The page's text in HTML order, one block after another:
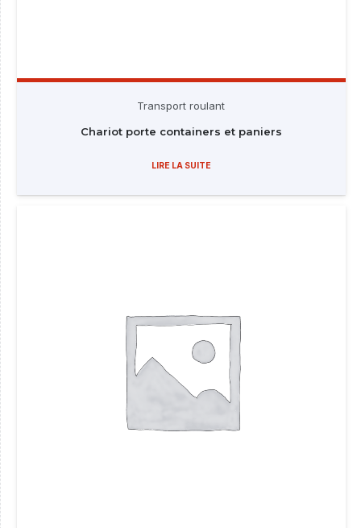
Transport roulant
Chariot porte containers et paniers
LIRE LA SUITE